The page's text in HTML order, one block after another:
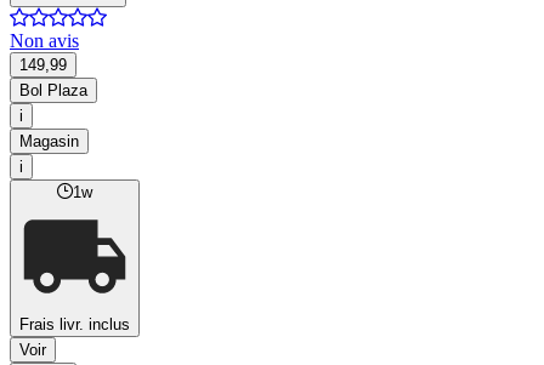
Non avis
149,99
Bol Plaza
i
Magasin
i
1w
Frais livr. inclus
Voir